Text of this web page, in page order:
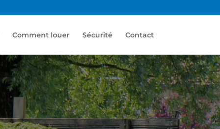
Comment louer Sécurité Contact